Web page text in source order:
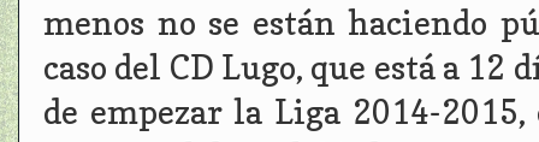
menos no se están haciendo
caso del CD Lugo, que está a
de empezar la Liga 2014-